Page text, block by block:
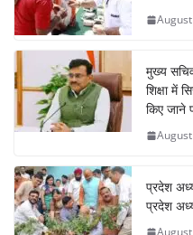
मुख्य
शिक्षा में
किए जाने
प्रदेश
प्रदेश